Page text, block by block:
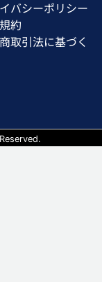
バシーポリシー
約
取引法に基づく